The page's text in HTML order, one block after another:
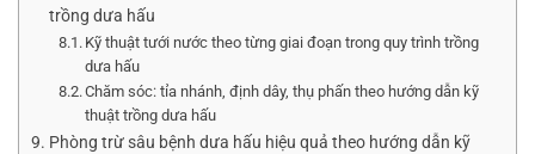
trồng dưa hấu
Kỹ thuật tưới nước theo từng giai đoạn trong quy trình trồng
dưa hấu
Chăm sóc: tỉa nhánh, định dây, thụ phấn theo hướng dẫn kỹ
thuật trồng dưa hấu
Phòng trừ sâu bệnh dưa hấu hiệu quả theo hướng dẫn kỹ